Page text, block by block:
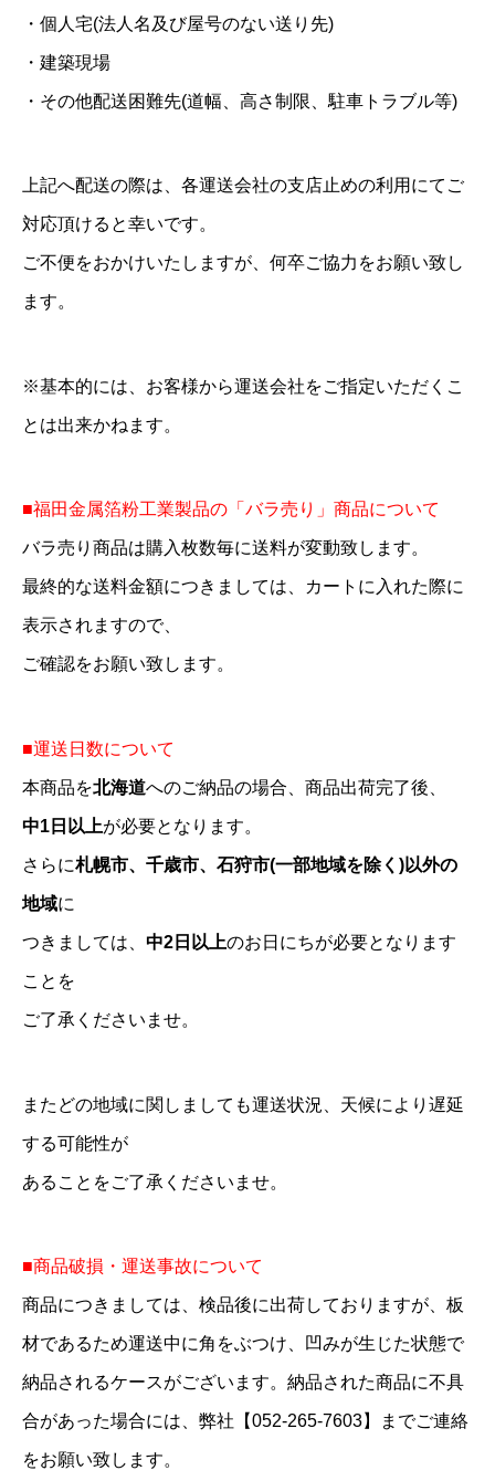
0
枚
・個人宅(法人名及び屋号のない送り先)
・建築現場
・その他配送困難先(道幅、高さ制限、駐車トラブル等)
上記へ配送の際は、各運送会社の支店止めの利用にてご
対応頂けると幸いです。
ご不便をおかけいたしますが、何卒ご協力をお願い致し
ます。
※基本的には、お客様から運送会社をご指定いただくこ
とは出来かねます。
■福田金属箔粉工業製品の「バラ売り」商品について
バラ売り商品は購入枚数毎に送料が変動致します。
最終的な送料金額につきましては、カートに入れた際に
表示されますので、
ご確認をお願い致します。
■運送日数について
本商品を北海道へのご納品の場合、商品出荷完了後、
中1日以上が必要となります。
さらに札幌市、千歳市、石狩市(一部地域を除く)以外の
地域に
つきましては、 中2日以上のお日にちが必要となります
ことを
ご了承くださいませ。
またどの地域に関しましても運送状況、天候により遅延
する可能性が
あることをご了承くださいませ。
■商品破損・運送事故について
商品につきましては、検品後に出荷しておりますが、板
材であるため運送中に角をぶつけ、凹みが生じた状態で
納品されるケースがございます。納品された商品に不具
合があった場合には、弊社【052-265-7603】までご連絡
をお願い致します。